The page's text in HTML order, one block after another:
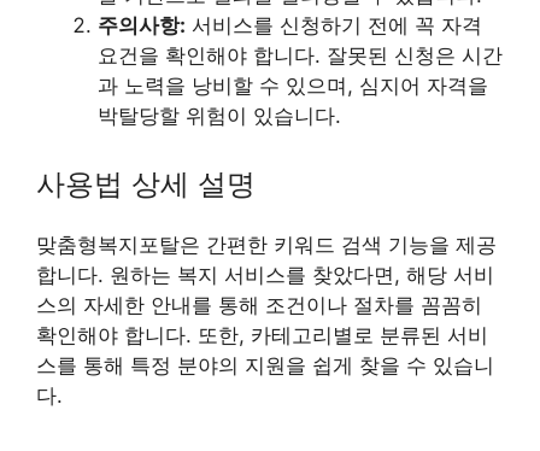
주의사항: 서비스를 신청하기 전에 꼭 자격
요건을 확인해야 합니다. 잘못된 신청은 시간
과 노력을 낭비할 수 있으며, 심지어 자격을
박탈당할 위험이 있습니다.
사용법 상세 설명
맞춤형복지포탈은 간편한 키워드 검색 기능을 제공
합니다. 원하는 복지 서비스를 찾았다면, 해당 서비
스의 자세한 안내를 통해 조건이나 절차를 꼼꼼히
확인해야 합니다. 또한, 카테고리별로 분류된 서비
스를 통해 특정 분야의 지원을 쉽게 찾을 수 있습니
다.